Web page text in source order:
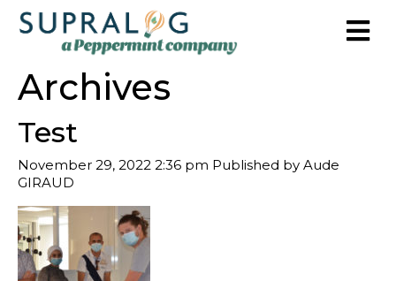
Archives
Test
November 29, 2022 2:36 pm Published by Aude
GIRAUD